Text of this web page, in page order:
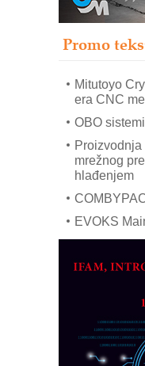
Promo
IB
poverenja u
Art Utopia
Mitutoyo
era CNC
OBO
mrežnog
hlađenjem
EVOKS
na viši nivo
Detekcija
MAREX -
rešenja
Marcom-
partner